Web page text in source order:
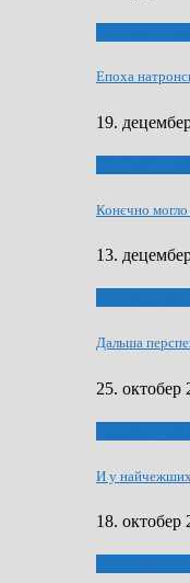
Епоха
19.
Конєчно
13.
Дальша
25. октобер
И у найчежших
18. октобер